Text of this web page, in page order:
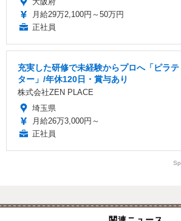
月給29万2,100円～50万円
正社員
充実した研修で未経験からプロへ「ピラ
ター」/年休120日・賞与あり
株式会社ZEN PLACE
埼玉県
月給26万3,000円～
正社員